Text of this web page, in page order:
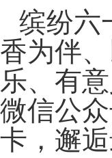
缤纷六
香为伴
乐、有
微信公
卡，邂